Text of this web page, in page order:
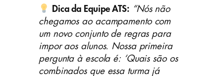
Dica da Equipe ATS: “Nós não
chegamos ao acampamento com
um novo conjunto de regras para
impor aos alunos. Nossa primeira
pergunta à escola é: ‘Quais são os
combinados que essa turma já